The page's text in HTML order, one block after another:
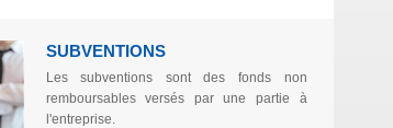
SUBVENTIONS
Les subventions sont des fonds non
remboursables versés par une partie à
l'entreprise.